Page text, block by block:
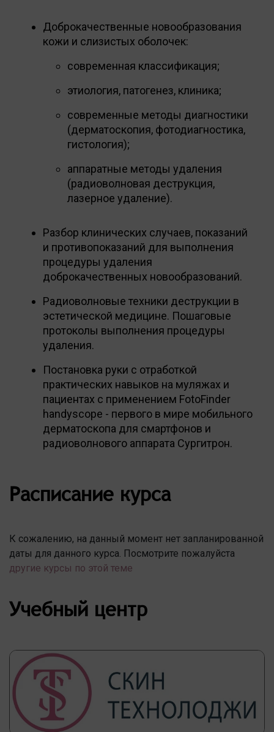
Доброкачественные новообразования
кожи и слизистых оболочек:
современная классификация;
этиология, патогенез, клиника;
современные методы диагностики
(дерматоскопия, фотодиагностика,
гистология);
аппаратные методы удаления
(радиоволновая деструкция,
лазерное удаление).
Разбор клинических случаев, показаний
и противопоказаний для выполнения
процедуры удаления
доброкачественных новообразований.
Радиоволновые техники деструкции в
эстетической медицине. Пошаговые
протоколы выполнения процедуры
удаления.
Постановка руки с отработкой
практических навыков на муляжах и
пациентах с применением FotoFinder
handyscope - первого в мире мобильного
дерматоскопа для смартфонов и
радиоволнового аппарата Сургитрон.
Расписание курса
К сожалению, на данный момент нет запланированной
даты для данного курса. Посмотрите пожалуйста
другие курсы по этой теме
Учебный центр